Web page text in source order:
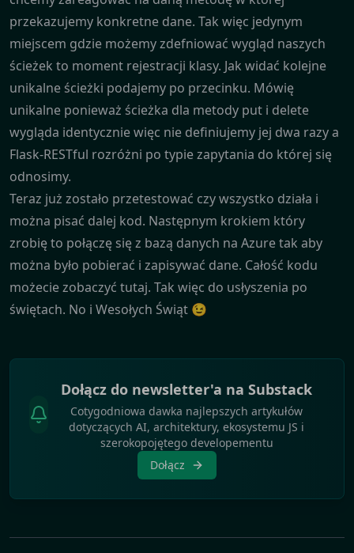
przekazujemy konkretne dane. Tak więc jedynym
miejscem gdzie możemy zdefniować wygląd naszych
ścieżek to moment rejestracji klasy. Jak widać kolejne
unikalne ścieżki podajemy po przecinku. Mówię
unikalne ponieważ ścieżka dla metody put i delete
wygląda identycznie więc nie definiujemy jej dwa razy a
Flask-RESTful rozróżni po typie zapytania do której się
odnosimy.
Teraz już zostało przetestować czy wszystko działa i
można pisać dalej kod. Następnym krokiem który
zrobię to połączę się z bazą danych na Azure tak aby
można było pobierać i zapisywać dane. Całość kodu
możecie zobaczyć tutaj. Tak więc do usłyszenia po
świętach. No i Wesołych Świąt 😉
Dołącz do newsletter'a na Substack
Cotygodniowa dawka najlepszych artykułów
dotyczących AI, architektury, ekosystemu JS i
szerokopojętego developementu
Dołącz